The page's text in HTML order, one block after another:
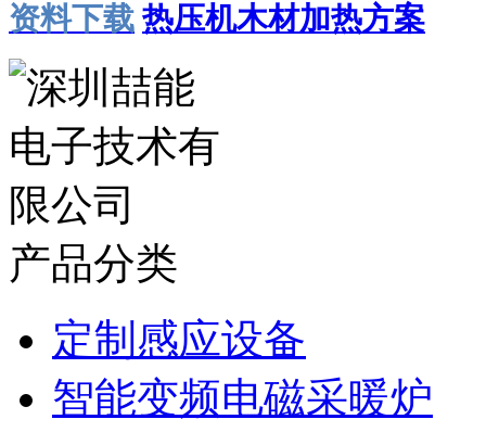
资料下载 热压机木材加热方案
产品分类
定制感应设备
智能变频电磁采暖炉